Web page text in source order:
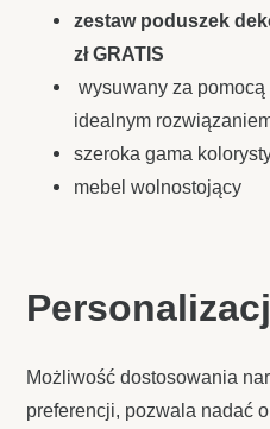
zestaw poduszek
zł GRATIS
wysuwany za
idealnym
szeroka gama
mebel wolnostojący
Możliwość dostosowania
preferencji, pozwala nadać